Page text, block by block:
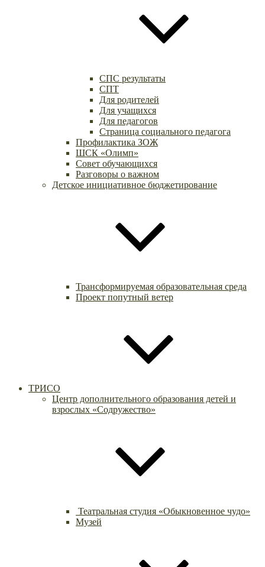
СПС результаты
СПТ
Для родителей
Для учащихся
Для педагогов
Страница социального педагога
Профилактика ЗОЖ
ШСК «Олимп»
Совет обучающихся
Разговоры о важном
Детское инициативное бюджетирование
Трансформируемая образовательная среда
Проект попутный ветер
ТРИСО
Центр дополнительного образования детей и
взрослых «Содружество»
Театральная студия «Обыкновенное чудо»
Музей